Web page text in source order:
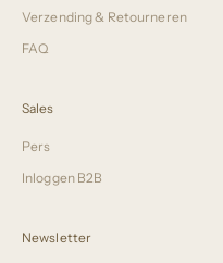
Verzending & Retourneren
FAQ
Sales
Pers
Inloggen B2B
Newsletter